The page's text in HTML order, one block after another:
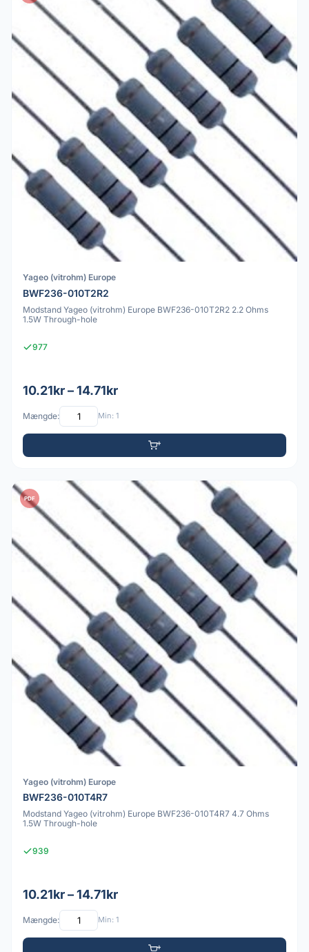
Yageo (vitrohm) Europe
BWF236-010T2R2
Modstand Yageo (vitrohm) Europe BWF236-010T2R2 2.2 Ohms
1.5W Through-hole
977
10.21kr – 14.71kr
Mængde: Min: 1
PDF
Yageo (vitrohm) Europe
BWF236-010T4R7
Modstand Yageo (vitrohm) Europe BWF236-010T4R7 4.7 Ohms
1.5W Through-hole
939
10.21kr – 14.71kr
Mængde: Min: 1